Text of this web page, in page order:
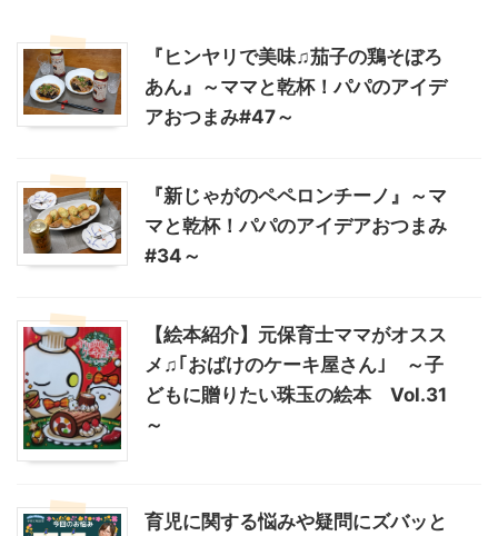
『ヒンヤリで美味♫茄子の鶏そぼろ
あん』～ママと乾杯！パパのアイデ
アおつまみ#47～
『新じゃがのペペロンチーノ』～マ
マと乾杯！パパのアイデアおつまみ
#34～
【絵本紹介】元保育士ママがオスス
メ♫｢おばけのケーキ屋さん｣ ～子
どもに贈りたい珠玉の絵本 Vol.31
～
育児に関する悩みや疑問にズバッと